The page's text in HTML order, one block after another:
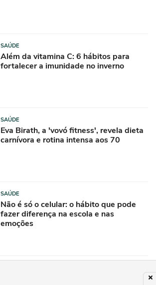
SAÚDE
Além da vitamina C: 6 hábitos para
fortalecer a imunidade no inverno
SAÚDE
Eva Birath, a 'vovó fitness', revela dieta
carnívora e rotina intensa aos 70
SAÚDE
Não é só o celular: o hábito que pode
fazer diferença na escola e nas
emoções